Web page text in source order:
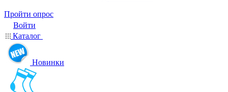
Пройти опрос
Войти
Каталог
Новинки